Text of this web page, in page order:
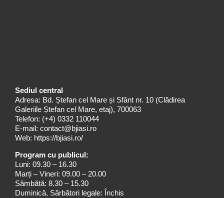
Sediul central
Adresa: Bd. Ștefan cel Mare și Sfânt nr. 10 (Clădirea
Galeriile Ștefan cel Mare, etaj), 700063
Telefon: (+4) 0332 110044
E-mail: contact@bjiasi.ro
Web: https://bjiasi.ro/
Program cu publicul:
Luni: 09.30 – 16.30
Marți – Vineri: 09.00 – 20.00
Sâmbătă: 8.30 – 15.30
Duminică, Sărbători legale: Închis